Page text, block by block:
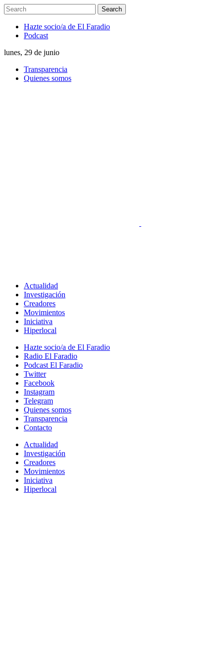
Hazte socio/a de El Faradio
Podcast
lunes, 29 de junio
Transparencia
Quienes somos
Actualidad
Investigación
Creadores
Movimientos
Iniciativa
Hiperlocal
Hazte socio/a de El Faradio
Radio El Faradio
Podcast El Faradio
Twitter
Facebook
Instagram
Telegram
Quienes somos
Transparencia
Contacto
Actualidad
Investigación
Creadores
Movimientos
Iniciativa
Hiperlocal